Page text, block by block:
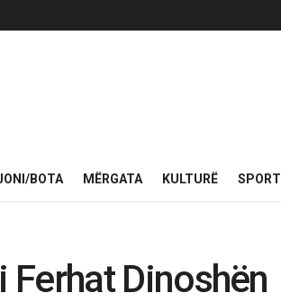
BOTA MËRGATA KULTURË SPORT
Dinoshën